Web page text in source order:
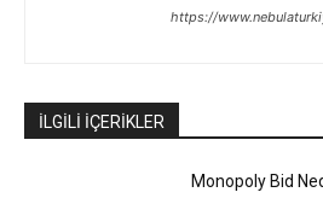
https://
İLGİLİ İÇERİKLER
Monopoly Bid